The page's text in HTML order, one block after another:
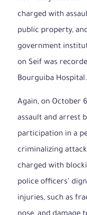
charged with
public property,
government
on Seif was
Bourguiba Hospital.
Again, on October
assault and arrest
participation in a
criminalizing
charged with
police officers’
injuries, such as